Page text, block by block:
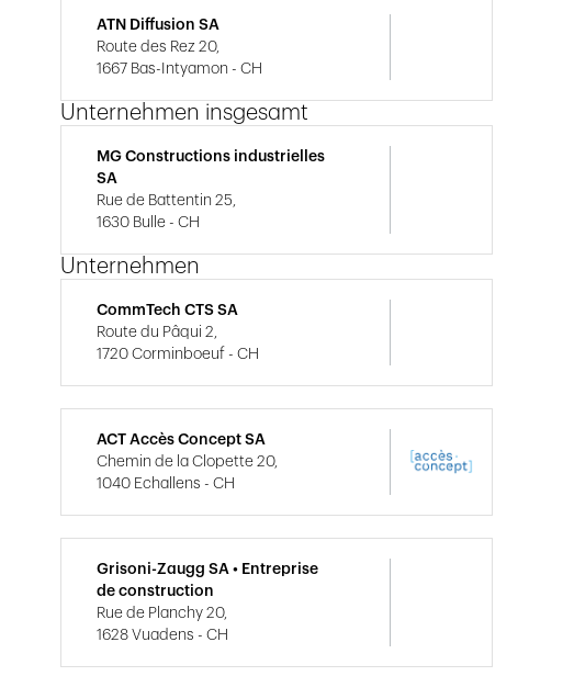
ATN Diffusion SA
Route des Rez 20,
1667 Bas-Intyamon - CH
Unternehmen insgesamt
MG Constructions industrielles
SA
Rue de Battentin 25,
1630 Bulle - CH
Unternehmen
CommTech CTS SA
Route du Pâqui 2,
1720 Corminboeuf - CH
ACT Accès Concept SA
Chemin de la Clopette 20,
1040 Echallens - CH
Grisoni-Zaugg SA • Entreprise
de construction
Rue de Planchy 20,
1628 Vuadens - CH